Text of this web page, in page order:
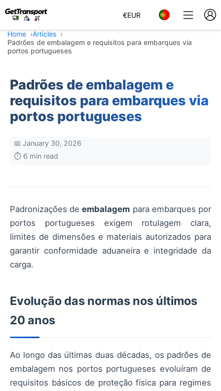
€EUR
Home
Articles
Padrões de embalagem e requisitos para embarques via
portos portugueses
Padrões de embalagem e
requisitos para embarques via
portos portugueses
📅 January 30, 2026
⏱️ 6 min read
Padronizações deembalagem para embarques por
portos portugueses exigem rotulagem clara,
limites de dimensões e materiais autorizados para
garantir conformidade aduaneira e integridade da
carga.
Evolução das normas nos últimos
20 anos
Ao longo das últimas duas décadas, os padrões de
embalagem nos portos portugueses evoluíram de
requisitos básicos de proteção física para regimes